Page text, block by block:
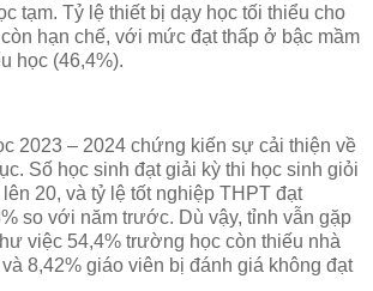
tạm. Tỷ lệ thiết bị dạy học tối thiểu cho
hạn chế, với mức đạt thấp ở bậc mầm
học (46,4%).
2023 – 2024 chứng kiến sự cải thiện về
Số học sinh đạt giải kỳ thi học sinh giỏi
20, và tỷ lệ tốt nghiệp THPT đạt
so với năm trước. Dù vậy, tỉnh vẫn gặp
việc 54,4% trường học còn thiếu nhà
8,42% giáo viên bị đánh giá không đạt